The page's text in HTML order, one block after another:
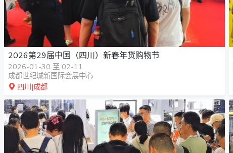
2026第29届中国（四川）新春年货购物节
2026-01-30 至 02-11
成都世纪城新国际会展中心
四川|成都